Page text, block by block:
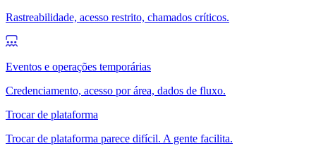
Rastreabilidade, acesso restrito, chamados críticos.
Eventos e operações temporárias
Credenciamento, acesso por área, dados de fluxo.
Trocar de plataforma
Trocar de plataforma parece difícil. A gente facilita.